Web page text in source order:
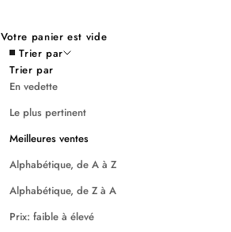
Votre panier est vide
Trier par
Trier par
En vedette
Le plus pertinent
Meilleures ventes
Alphabétique, de A à Z
Alphabétique, de Z à A
Prix: faible à élevé